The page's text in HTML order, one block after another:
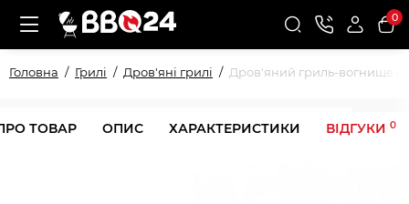
0
Головна Грилі Дров'яні грилі Дров'яний гриль-вогнище
ТОВАР ОПИС ХАРАКТЕРИСТИКИ ВІДГУКИ 0